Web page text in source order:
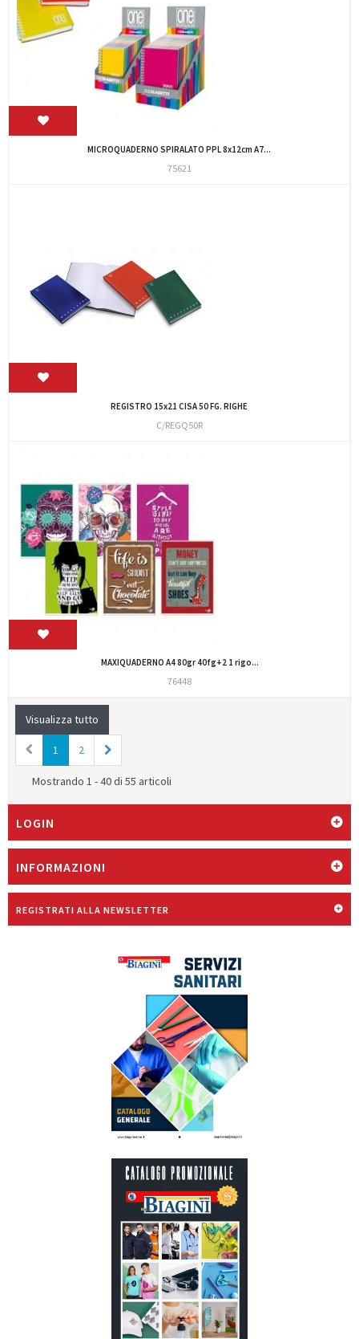
MICROQUADERNO SPIRALATO PPL 8x12cm A7...
75621
REGISTRO 15x21 CISA 50 FG. RIGHE
C/REGQ50R
MAXIQUADERNO A4 80gr 40fg+2 1 rigo...
76448
Visualizza tutto
1 2
Mostrando 1 - 40 di 55 articoli
LOGIN
INFORMAZIONI
REGISTRATI ALLA NEWSLETTER